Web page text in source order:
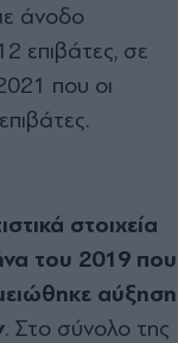
άνοδο
επιβάτες, σε
που οι
στοιχεία
του 2019 που
αύξηση
. Στο σύνολο της